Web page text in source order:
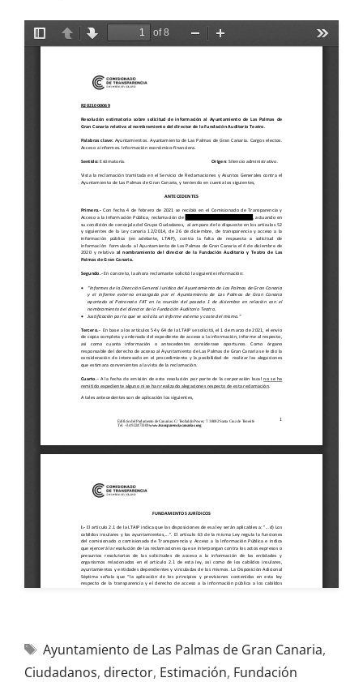
Ayuntamiento de Las Palmas de Gran Canaria,
Ciudadanos, director, Estimación, Fundación